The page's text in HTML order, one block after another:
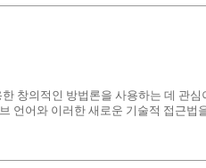
창의적인 방법론을 사용하는 데 관심
언어와 이러한 새로운 기술적 접근법